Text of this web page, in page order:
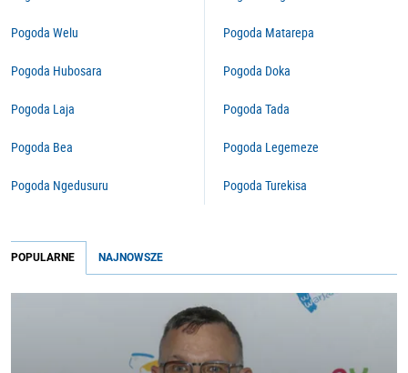
Pogoda Welu
Pogoda Hubosara
Pogoda Laja
Pogoda Bea
Pogoda Ngedusuru
Pogoda Matarepa
Pogoda Doka
Pogoda Tada
Pogoda Legemeze
Pogoda Turekisa
POPULARNE NAJNOWSZE